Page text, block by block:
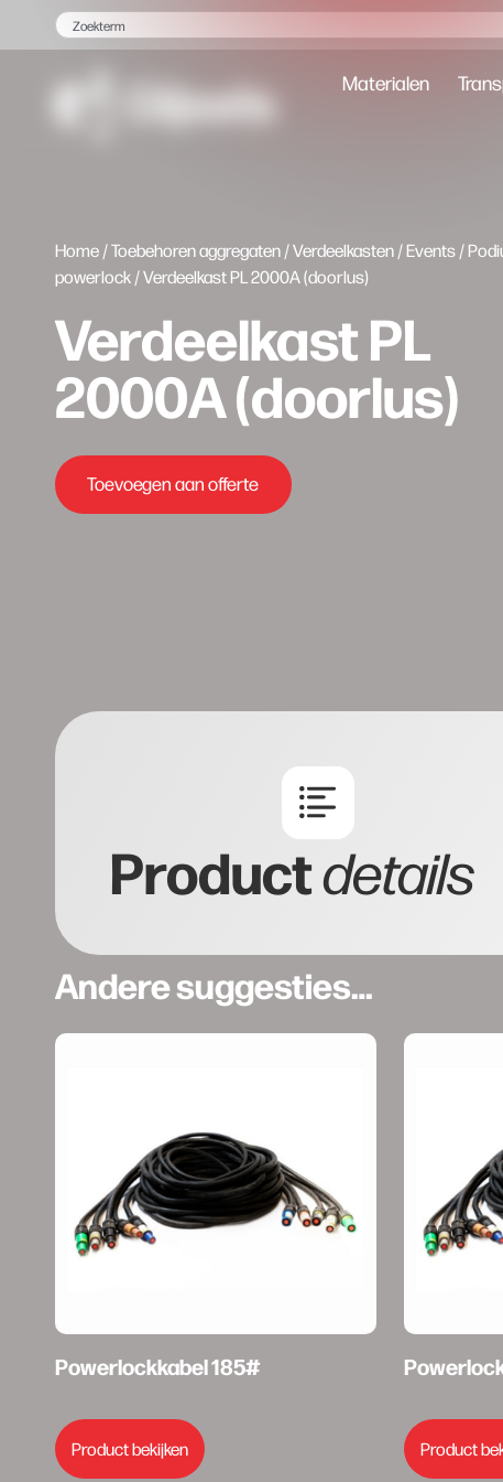
Materialen
Home/Toebehoren aggregaten/Verdeelkasten/Events/
powerlock/ Verdeelkast PL 2000A (doorlus)
Verdeelkast PL
2000A (doorlus)
Toevoegen aan offerte
Productdetails
Andere suggesties…
Powerlockkabel 185#
Product bekijken Product